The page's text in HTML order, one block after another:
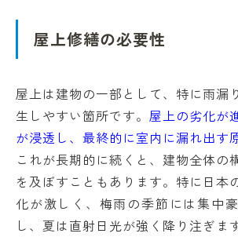
屋上修繕の必要性
屋上は建物の一部として、特に雨漏
生しやすい箇所です。屋上の劣化が
が浸透し、最終的に室内に漏れ出す
これが長期的に続くと、建物全体の
を及ぼすこともあります。特に日本
化が激しく、梅雨の季節には集中
し、夏は直射日光が強く降り注ぎま